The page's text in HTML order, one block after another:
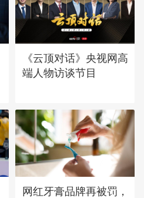
《云顶对话》央视网高
端人物访谈节目
网红牙膏品牌再被罚，